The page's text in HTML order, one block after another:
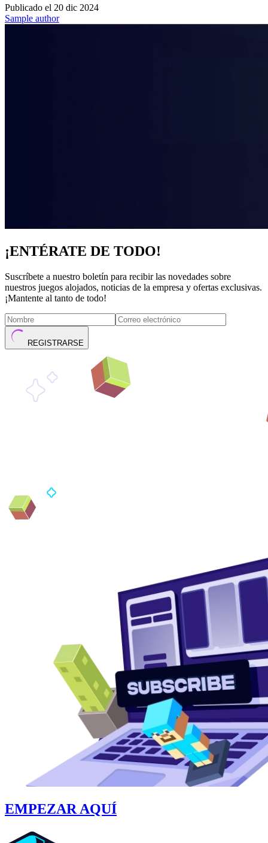
Publicado el 20 dic 2024
Sample author
¡ENTÉRATE DE TODO!
Suscríbete a nuestro boletín para recibir las novedades sobre
nuestros juegos alojados, noticias de la empresa y ofertas exclusivas.
¡Mantente al tanto de todo!
REGISTRARSE
EMPEZAR AQUÍ